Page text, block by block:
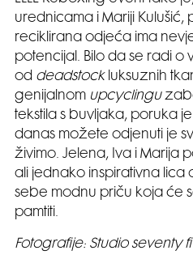
urednicama i Mariji
reciklirana odjeća ima
potencijal. Bilo da se radi o
od deadstockluksuznih
genijalnom upcyclingu
tekstila s buvljaka, poruka
danas možete odjenuti je
živimo. Jelena, Iva i Marija
ali jednako inspirativna lica
sebe modnu priču koja će
pamtiti.
Fotografije: Studio seventy